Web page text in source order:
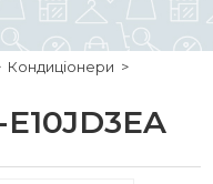
Кондиціонери >